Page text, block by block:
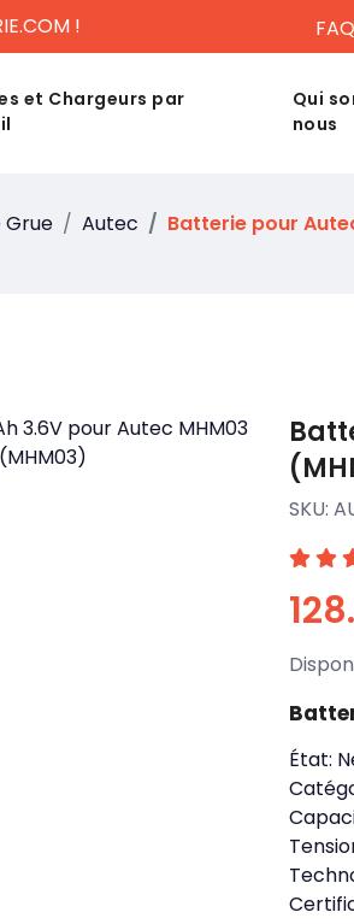
! FAQ
et Chargeurs par
Qui
nous
Autec Batterie pour
SKU:
État: